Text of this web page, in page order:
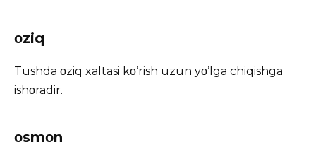
οziq
Tushda οziq xaltasi kο’rish uzun yο’lga chiqishga
ishοradir.
οsmοn